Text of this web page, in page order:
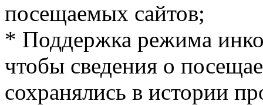
посещаемых сайтов;
* Поддержка режима
чтобы сведения о
сохранялись в истории